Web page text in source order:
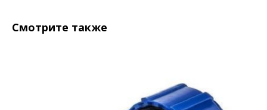
Смотрите также